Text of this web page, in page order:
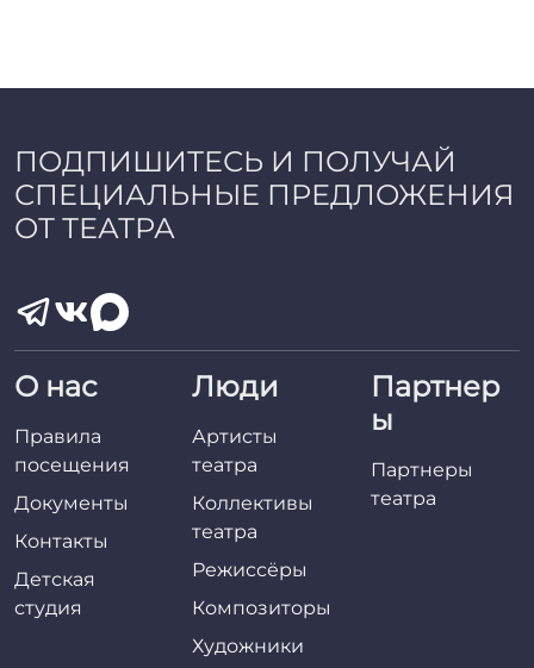
ПОДПИШИТЕСЬ И ПОЛУЧАЙ
СПЕЦИАЛЬНЫЕ ПРЕДЛОЖЕНИЯ
ОТ ТЕАТРА
О нас
Правила
посещения
Документы
Контакты
Детская
студия
Люди
Артисты
театра
Коллективы
театра
Режиссёры
Композиторы
Художники
Партнер
ы
Партнеры
театра